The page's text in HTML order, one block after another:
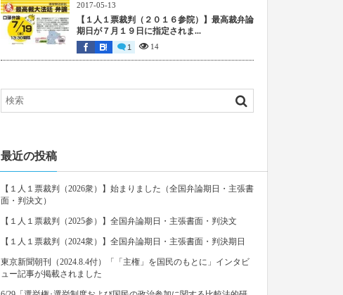
2017-05-13
【１人１票裁判（２０１６参院）】最高裁弁論
期日が７月１９日に指定されま...
1 14
5
最近の投稿
【１人１票裁判（2026衆）】始まりました（全国弁論期日・主張書
面・判決文）
【１人１票裁判（2025参）】全国弁論期日・主張書面・判決文
【１人１票裁判（2024衆）】全国弁論期日・主張書面・判決期日
東京新聞朝刊（2024.8.4付）「「主権」を国民のもとに」インタビ
ュー記事が掲載されました